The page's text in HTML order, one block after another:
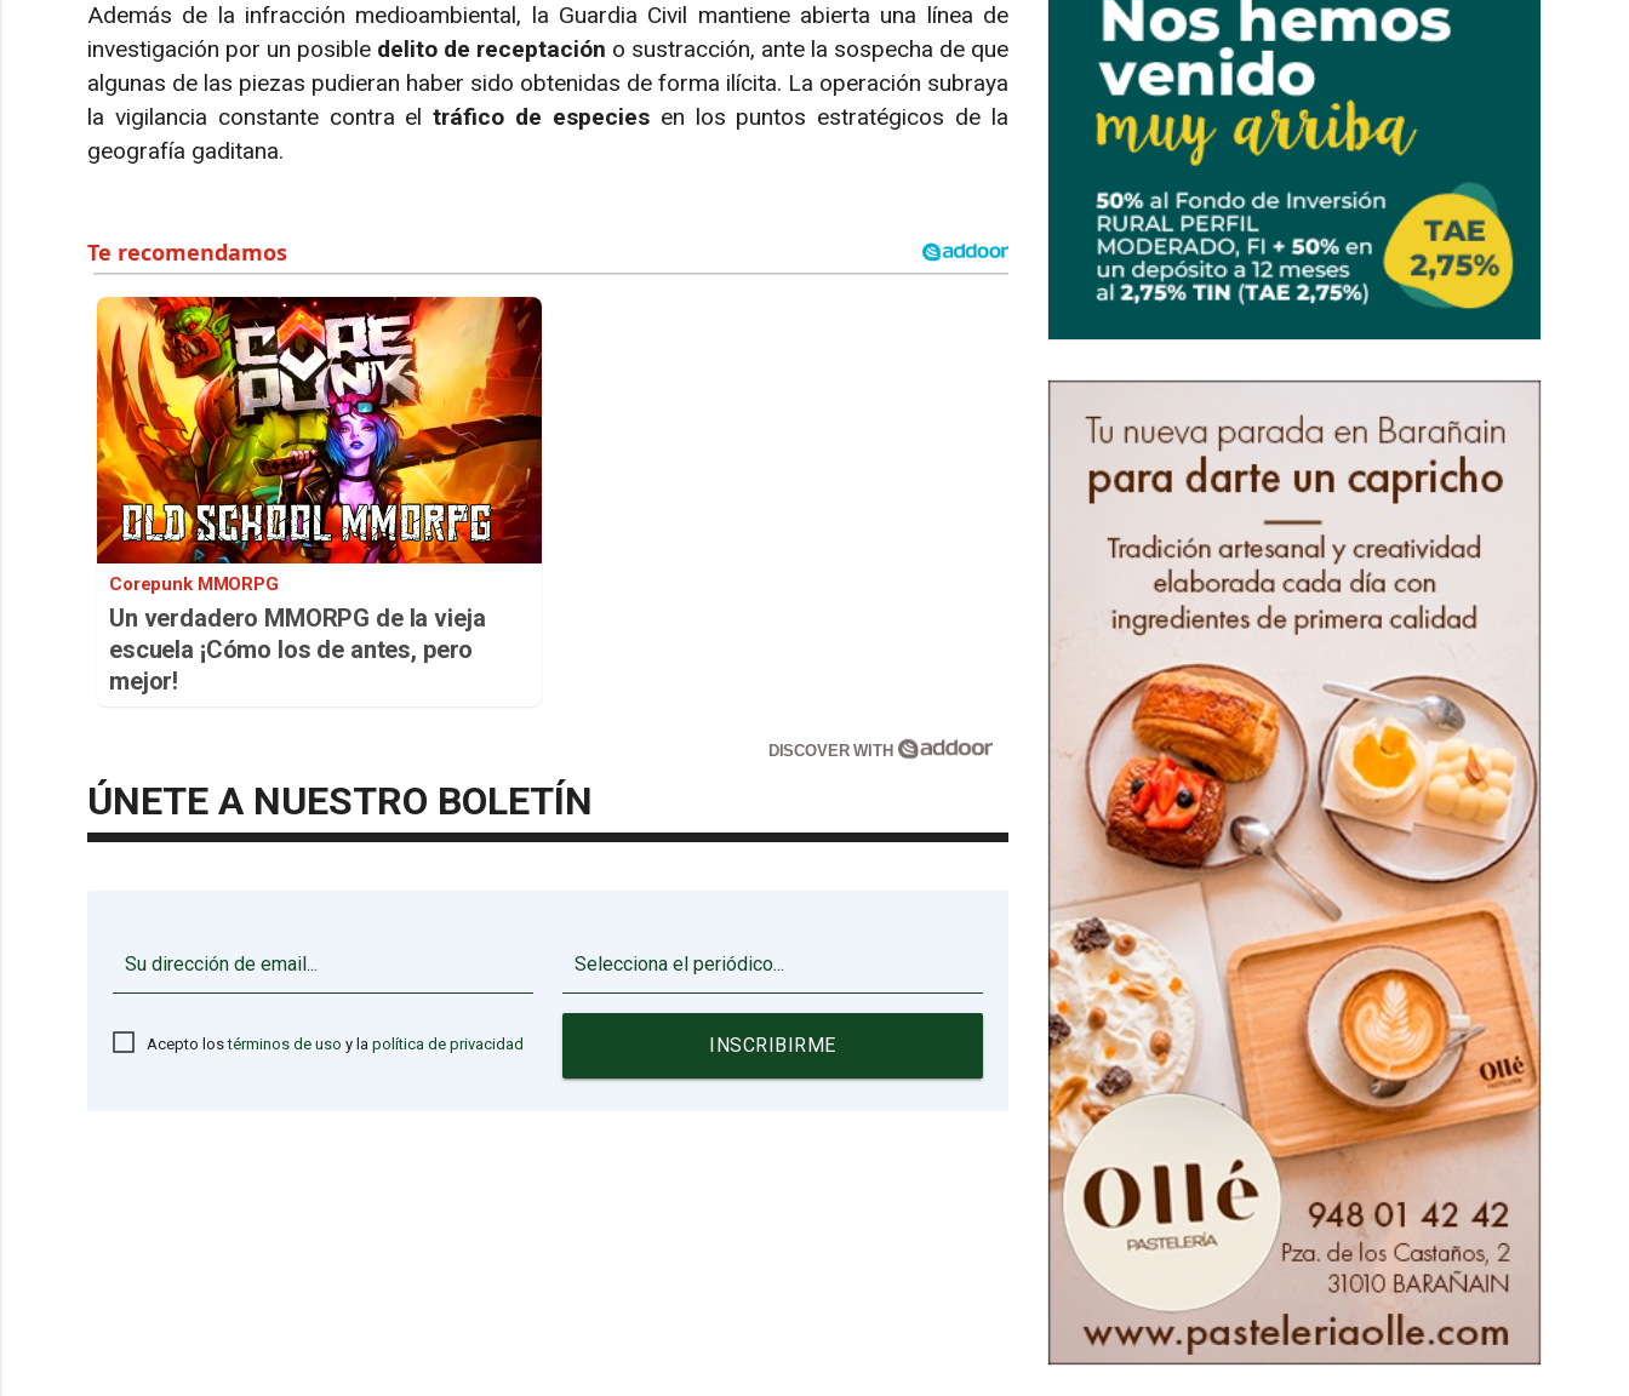
Además de la infracción medioambiental, la Guardia Civil mantiene abierta una línea de
investigación por un posible delito de receptación o sustracción, ante la sospecha de que
algunas de las piezas pudieran haber sido obtenidas de forma ilícita. La operación subraya
la vigilancia constante contra eltráfico de especiesen los puntos estratégicos de la
geografía gaditana.
Corepunk MMORPG
Un verdadero MMORPG de la vieja
escuela ¡Cómo los de antes, pero
mejor!
DISCOVER WITH
ÚNETE A NUESTRO BOLETÍN
Acepto lostérminos de uso y la política de privacidad INSCRIBIRME